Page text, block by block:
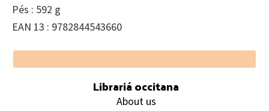
Pés : 592 g
EAN 13 : 9782844543660
Footer
Librariá occitana
About us